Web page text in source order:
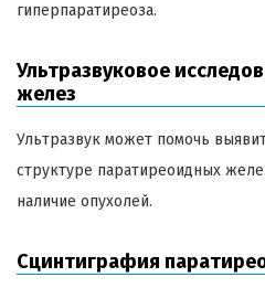
гиперпаратиреоза.
Ультразвуковое
желез
Ультразвук может помочь
структуре паратиреоидных
наличие опухолей.
Сцинтиграфия